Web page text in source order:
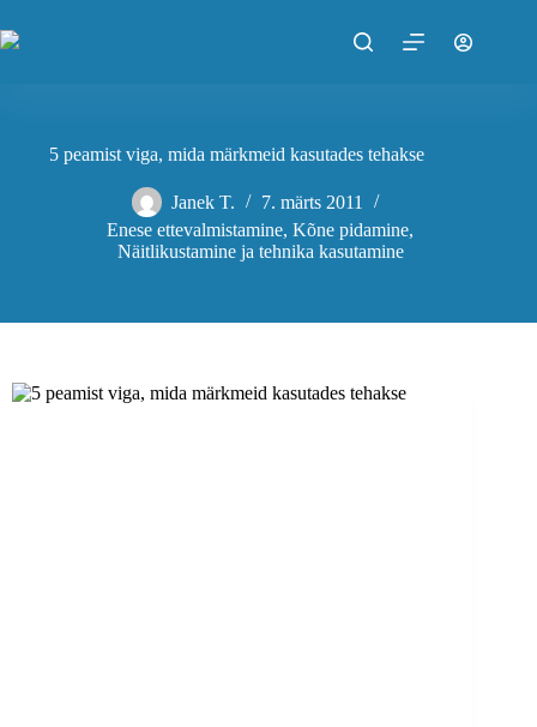
to
content
5 peamist viga, mida märkmeid kasutades tehakse
Janek T.
7. märts 2011
Enese ettevalmistamine,Kõne pidamine,
Näitlikustamine ja tehnika kasutamine